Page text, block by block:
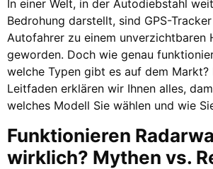
In einer Welt, in der Autodiebstahl
Bedrohung darstellt, sind GPS-
Autofahrer zu einem unverzichtbaren
geworden. Doch wie genau
welche Typen gibt es auf dem Markt?
Leitfaden erklären wir Ihnen alles,
welches Modell Sie wählen und wie
Funktionieren
wirklich? Mythen vs.